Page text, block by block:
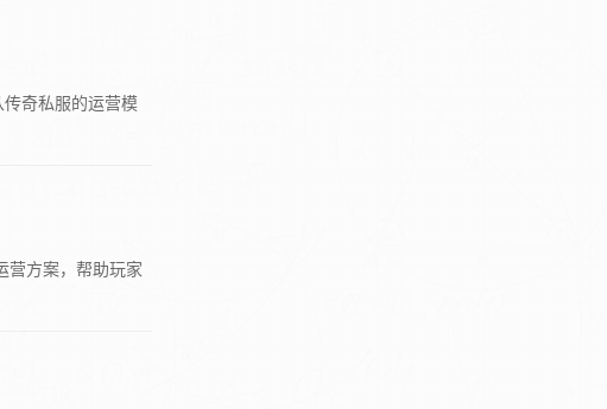
奇私服的运营模
营方案，帮助玩家